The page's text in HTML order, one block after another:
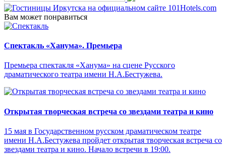
Вам может понравиться
Спектакль «Ханума». Премьера
Премьера спектакля «Ханума» на сцене Русского
драматического театра имени Н.А.Бестужева.
Открытая творческая встреча со звездами театра и кино
15 мая в Государственном русском драматическом театре
имени Н.А.Бестужева пройдет открытая творческая встреча со
звездами театра и кино. Начало встречи в 19:00.